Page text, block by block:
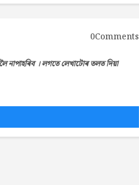
0Comments
নাপাহৰিব । লগতে লেখাটোৰ তলত দিয়া